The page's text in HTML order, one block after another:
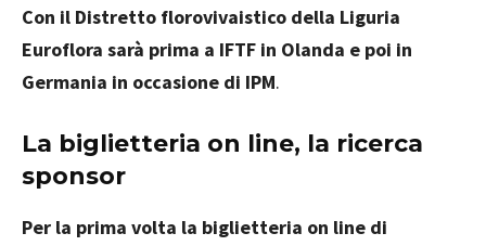
Con il Distretto florovivaistico della Liguria
Euroflora sarà prima a IFTF in Olanda e poi in
Germania in occasione di IPM.
La biglietteria on line, la ricerca
sponsor
Per la prima volta la biglietteria on line di